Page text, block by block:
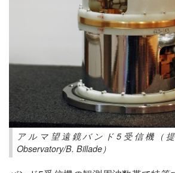
アルマ望遠鏡バンド5受信機（提
Observatory/B. Billade）